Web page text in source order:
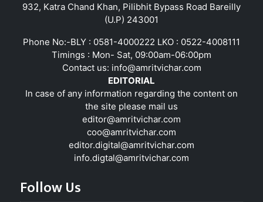
932, Katra Chand Khan, Pilibhit Bypass Road Bareilly
(U.P) 243001
Phone No:-BLY : 0581-4000222 LKO : 0522-4008111
Timings : Mon- Sat, 09:00am-06:00pm
Contact us: info@amritvichar.com
EDITORIAL
In case of any information regarding the content on
the site please mail us
editor@amritvichar.com
coo@amritvichar.com
editor.digital@amritvichar.com
info.digtal@amritvichar.com
Follow Us